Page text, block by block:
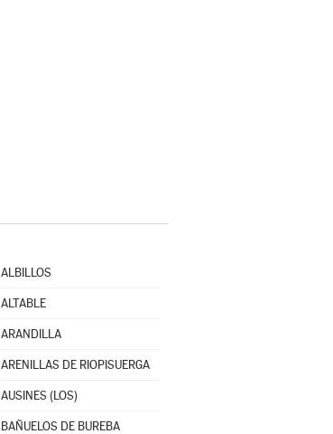
ALBILLOS
ALTABLE
ARANDILLA
ARENILLAS DE RIOPISUERGA
AUSINES (LOS)
BAÑUELOS DE BUREBA